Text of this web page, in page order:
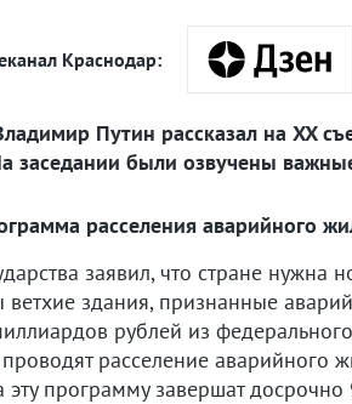
Краснодар:
Путин рассказал на XX
заседании были озвучены
расселения аварийного
заявил, что стране
здания, признанные
рублей из
расселение аварийного
эту программу завершат